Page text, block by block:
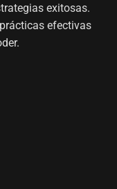
exitosas.
efectivas